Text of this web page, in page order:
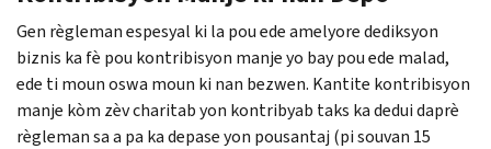
Gen règleman espesyal ki la pou ede amelyore dediksyon
biznis ka fè pou kontribisyon manje yo bay pou ede malad,
ede ti moun oswa moun ki nan bezwen. Kantite kontribisyon
manje kòm zèv charitab yon kontribyab taks ka dedui daprè
règleman sa a pa ka depase yon pousantaj (pi souvan 15